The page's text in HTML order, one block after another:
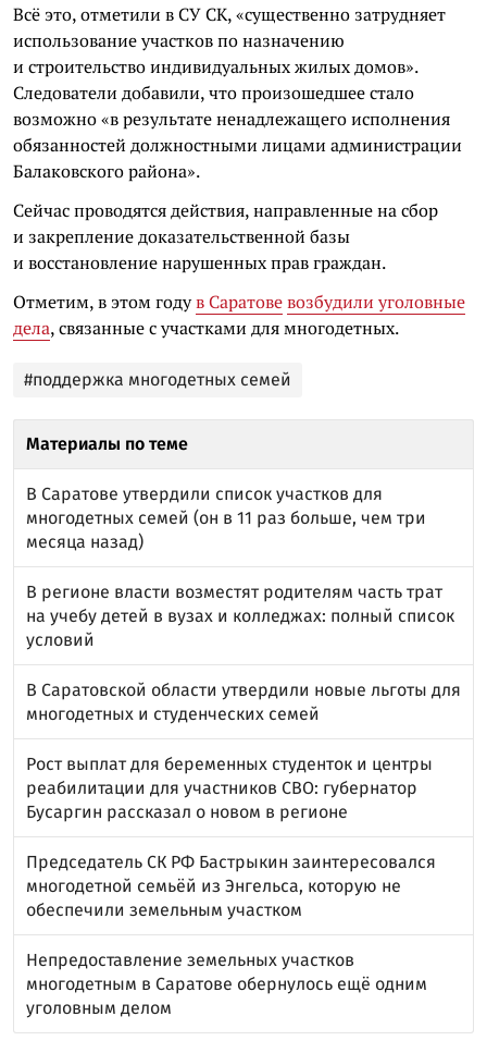
Всё это, отметили в СУ СК, «существенно затрудняет
использование участков по назначению
и строительство индивидуальных жилых домов».
Следователи добавили, что произошедшее стало
возможно «в результате ненадлежащего исполнения
обязанностей должностными лицами администрации
Балаковского района».
Сейчас проводятся действия, направленные на сбор
и закрепление доказательственной базы
и восстановление нарушенных прав граждан.
Отметим, в этом годув Саратовевозбудили уголовные
дела, связанные с участками для многодетных.
#поддержка многодетных семей
Материалы по теме
В Саратове утвердили список участков для
многодетных семей (он в 11 раз больше, чем три
месяца назад)
В регионе власти возместят родителям часть трат
на учебу детей в вузах и колледжах: полный список
условий
В Саратовской области утвердили новые льготы для
многодетных и студенческих семей
Рост выплат для беременных студенток и центры
реабилитации для участников СВО: губернатор
Бусаргин рассказал о новом в регионе
Председатель СК РФ Бастрыкин заинтересовался
многодетной семьёй из Энгельса, которую не
обеспечили земельным участком
Непредоставление земельных участков
многодетным в Саратове обернулось ещё одним
уголовным делом